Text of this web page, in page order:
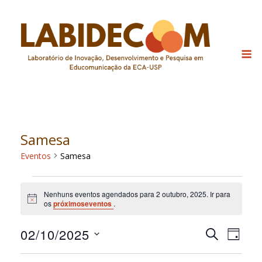
Samesa
Eventos Samesa
for
outubro,
Notice
Nenhuns eventos agendados para 2 outubro, 2025. Ir para
ospróximoseventos .
e
PROCURAR
do
DIA
02/10/2025